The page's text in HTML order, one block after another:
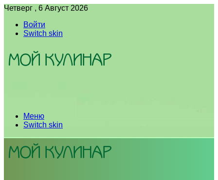
Четверг , 6 Август 2026
Войти
Switch skin
Меню
Switch skin